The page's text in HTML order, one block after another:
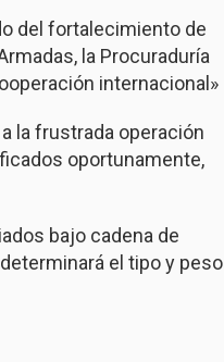
del fortalecimiento de
la Procuraduría
internacional»
la frustrada operación
oportunamente,
bajo cadena de
el tipo y peso